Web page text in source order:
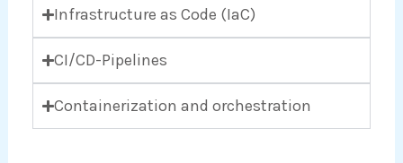
Infrastructure as Code (IaC)
CI/CD-Pipelines
Containerization and orchestration